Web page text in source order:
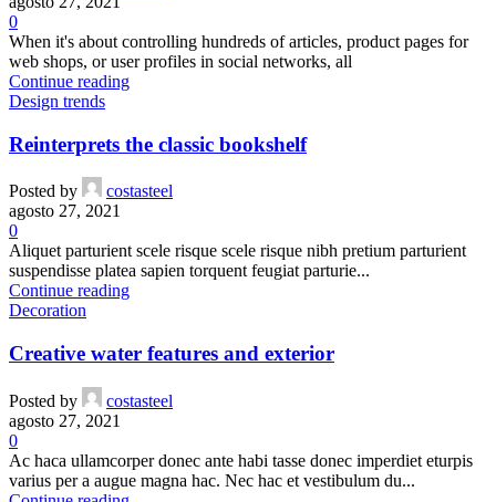
0
When it's about controlling hundreds of articles, product pages for
web shops, or user profiles in social networks, all
Continue reading
Design trends
Reinterprets the classic bookshelf
Posted by
costasteel
agosto 27, 2021
0
Aliquet parturient scele risque scele risque nibh pretium parturient
suspendisse platea sapien torquent feugiat parturie...
Continue reading
Decoration
Creative water features and exterior
Posted by
costasteel
agosto 27, 2021
0
Ac haca ullamcorper donec ante habi tasse donec imperdiet eturpis
varius per a augue magna hac. Nec hac et vestibulum du...